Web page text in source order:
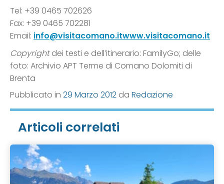
Tel: +39 0465 702626
Fax: +39 0465 702281
Email: info@visitacomano.itwww.visitacomano.it
Copyrightdei testi e dell’itinerario: FamilyGo; delle
foto: Archivio APT Terme di Comano Dolomiti di
Brenta
Pubblicato in 29 Marzo 2012 da Redazione
Articoli correlati